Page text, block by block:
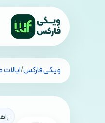
تمام کشورهاویکی فارکس/